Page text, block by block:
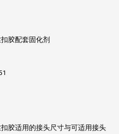
胶配套固化剂
扣胶适用的接头尺寸与可适用接头